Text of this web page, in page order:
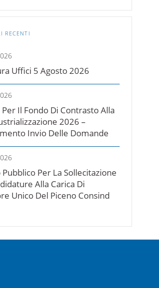
RECENTI
Uffici 5 Agosto 2026
Il Fondo Di Contrasto Alla
2026 –
Invio Delle Domande
Per La Sollecitazione
Alla Carica Di
Unico Del Piceno Consind